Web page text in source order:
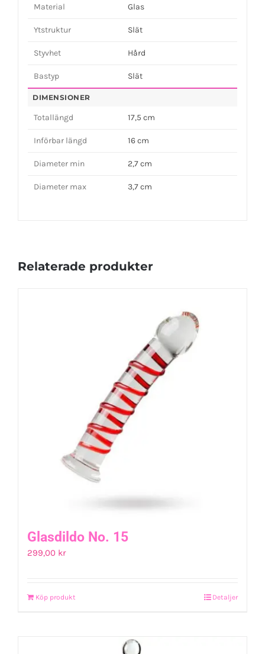
Material Glas
Ytstruktur Slät
Styvhet Hård
Bastyp Slät
DIMENSIONER
Totallängd 17,5 cm
Införbar längd 16 cm
Diameter min 2,7 cm
Diameter max 3,7 cm
Relaterade produkter
Glasdildo No. 15
299,00 kr
Köp produkt Detaljer